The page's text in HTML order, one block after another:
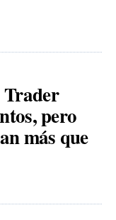
pero
más que